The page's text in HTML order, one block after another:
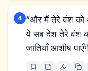
4 “और मैं तेरे वंश को
ये सब देश तेरे वंश
जातियाँ आशीष